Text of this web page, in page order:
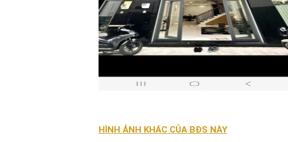
HÌNH ẢNH KHÁC CỦA BĐS NÀY